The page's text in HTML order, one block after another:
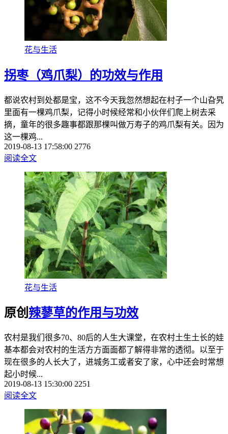
花与生活
拐枣（鸡爪梨）的功效与作用
都说农村到处都是宝，这不今天我忽然想起在村子一个山旮旯
里面有一棵鸡爪梨，记得小时候经常和小伙伴们爬上树去采
摘，童年的很多趣事都跟那棵叫做万寿子的鸡爪梨有关。因为
这一棵鸡...
2019-08-13 17:58:00 2776
阅读全文
花与生活
原创 辣蓼草的作用与功效
农村是我们很多70、80后的人生大课堂，在农村土生土长的娃
基本都会对农村的生活方方面面都了解得非常的透彻。以至于
现在很多的人长大了，进城务工或者安了家，心中还会时常想
起小时候...
2019-08-13 15:30:00 2251
阅读全文